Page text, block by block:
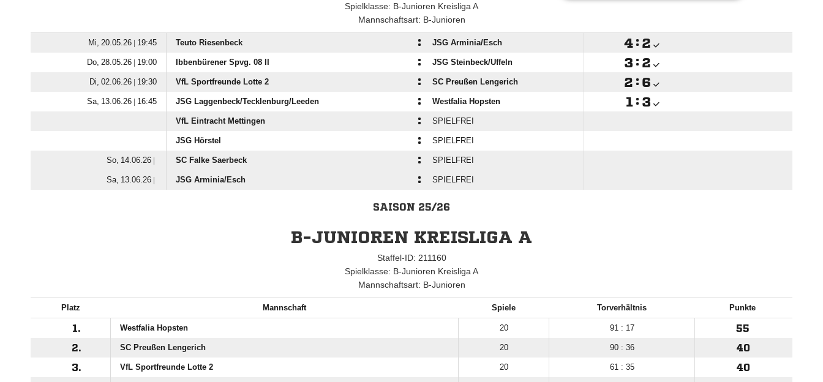
Spielklasse: B-Junioren Kreisliga A
Mannschaftsart: B-Junioren
  |  Teuto Riesenbeck : JSG Arminia/​Esch  : 
  |  Ibbenbürener Spvg. 08 II : JSG Steinbeck/​Uffeln  : 
  |  VfL Sportfreunde Lotte 2 : SC Preußen Lengerich  : 
  |  JSG Laggenbeck/​Tecklenburg/​Leeden : Westfalia Hopsten  : 
VfL Eintracht Mettingen : SPIELFREI
JSG Hörstel : SPIELFREI
  | SC Falke Saerbeck : SPIELFREI
  | JSG Arminia/​Esch : SPIELFREI
SAISON 25/26
B-JUNIOREN KREISLIGA A
Staffel-ID: 211160
Spielklasse: B-Junioren Kreisliga A
Mannschaftsart: B-Junioren
Platz Mannschaft Spiele Torverhältnis Punkte
1. Westfalia Hopsten 20 91 : 17
55
2.
SC Preußen Lengerich 20 90 : 36
40
3.
VfL Sportfreunde Lotte 2 20 61 : 35
40